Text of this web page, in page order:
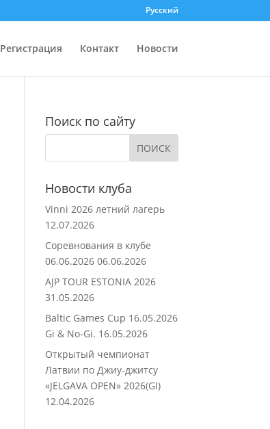
Русский
Регистрация Контакт Новости
Поиск по сайту
Новости клуба
Vinni 2026 летний лагерь
12.07.2026
Соревнования в клубе
06.06.2026 06.06.2026
AJP TOUR ESTONIA 2026
31.05.2026
Baltic Games Cup 16.05.2026
Gi & No-Gi. 16.05.2026
Открытый чемпионат
Латвии по Джиу-джитсу
«JELGAVA OPEN» 2026(GI)
12.04.2026